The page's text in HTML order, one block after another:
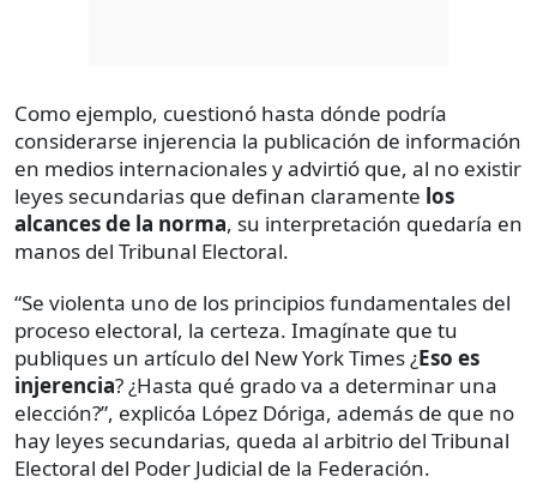
Como ejemplo, cuestionó hasta dónde podría
considerarse injerencia la publicación de información
en medios internacionales y advirtió que, al no existir
leyes secundarias que definan claramente los
alcances de la norma, su interpretación quedaría en
manos del Tribunal Electoral.
“Se violenta uno de los principios fundamentales del
proceso electoral, la certeza. Imagínate que tu
publiques un artículo del New York Times ¿Eso es
injerencia? ¿Hasta qué grado va a determinar una
elección?”, explicóa López Dóriga, además de que no
hay leyes secundarias, queda al arbitrio del Tribunal
Electoral del Poder Judicial de la Federación.